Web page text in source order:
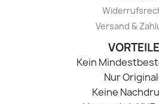
Versand &
VORTEILE
Kein
Nur
Keine